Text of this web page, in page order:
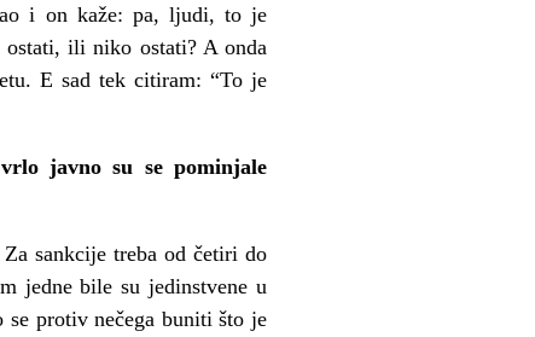
i on kaže: pa, ljudi, to je
ili niko ostati? A onda
E sad tek citiram: “To je
javno su se pominjale
sankcije treba od četiri do
jedne bile su jedinstvene u
se protiv nečega buniti što je